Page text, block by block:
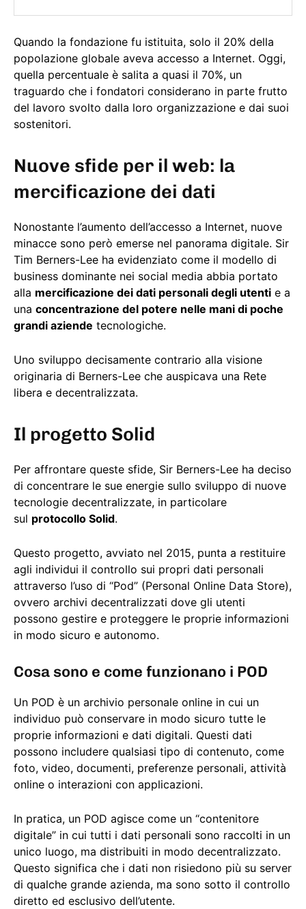
Quando la fondazione fu istituita, solo il 20% della
popolazione globale aveva accesso a Internet. Oggi,
quella percentuale è salita a quasi il 70%, un
traguardo che i fondatori considerano in parte frutto
del lavoro svolto dalla loro organizzazione e dai suoi
sostenitori.
Nuove sfide per il web: la
mercificazione dei dati
Nonostante l’aumento dell’accesso a Internet, nuove
minacce sono però emerse nel panorama digitale. Sir
Tim Berners-Lee ha evidenziato come il modello di
business dominante nei social media abbia portato
alla mercificazione dei dati personali degli utenti e a
una concentrazione del potere nelle mani di poche
grandi aziende tecnologiche.
Uno sviluppo decisamente contrario alla visione
originaria di Berners-Lee che auspicava una Rete
libera e decentralizzata.
Il progetto Solid
Per affrontare queste sfide, Sir Berners-Lee ha deciso
di concentrare le sue energie sullo sviluppo di nuove
tecnologie decentralizzate, in particolare
sul protocollo Solid.
Questo progetto, avviato nel 2015, punta a restituire
agli individui il controllo sui propri dati personali
attraverso l’uso di “Pod” (Personal Online Data Store),
ovvero archivi decentralizzati dove gli utenti
possono gestire e proteggere le proprie informazioni
in modo sicuro e autonomo.
Cosa sono e come funzionano i POD
Un POD è un archivio personale online in cui un
individuo può conservare in modo sicuro tutte le
proprie informazioni e dati digitali. Questi dati
possono includere qualsiasi tipo di contenuto, come
foto, video, documenti, preferenze personali, attività
online o interazioni con applicazioni.
In pratica, un POD agisce come un “contenitore
digitale” in cui tutti i dati personali sono raccolti in un
unico luogo, ma distribuiti in modo decentralizzato.
Questo significa che i dati non risiedono più su server
di qualche grande azienda, ma sono sotto il controllo
diretto ed esclusivo dell’utente.